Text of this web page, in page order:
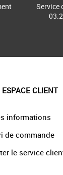
Service
CLIENT
informations
de commande
le service